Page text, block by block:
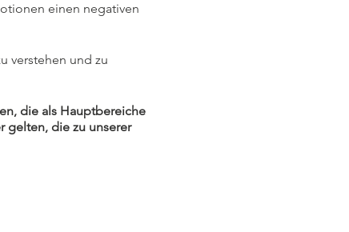
einen negativen
verstehen und zu
die als Hauptbereiche
gelten, die zu unserer